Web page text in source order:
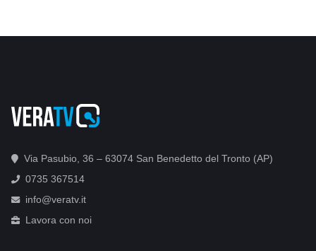
Via Pasubio, 36 – 63074 San Benedetto del Tronto (AP)
0735 367514
info@veratv.it
Lavora con noi